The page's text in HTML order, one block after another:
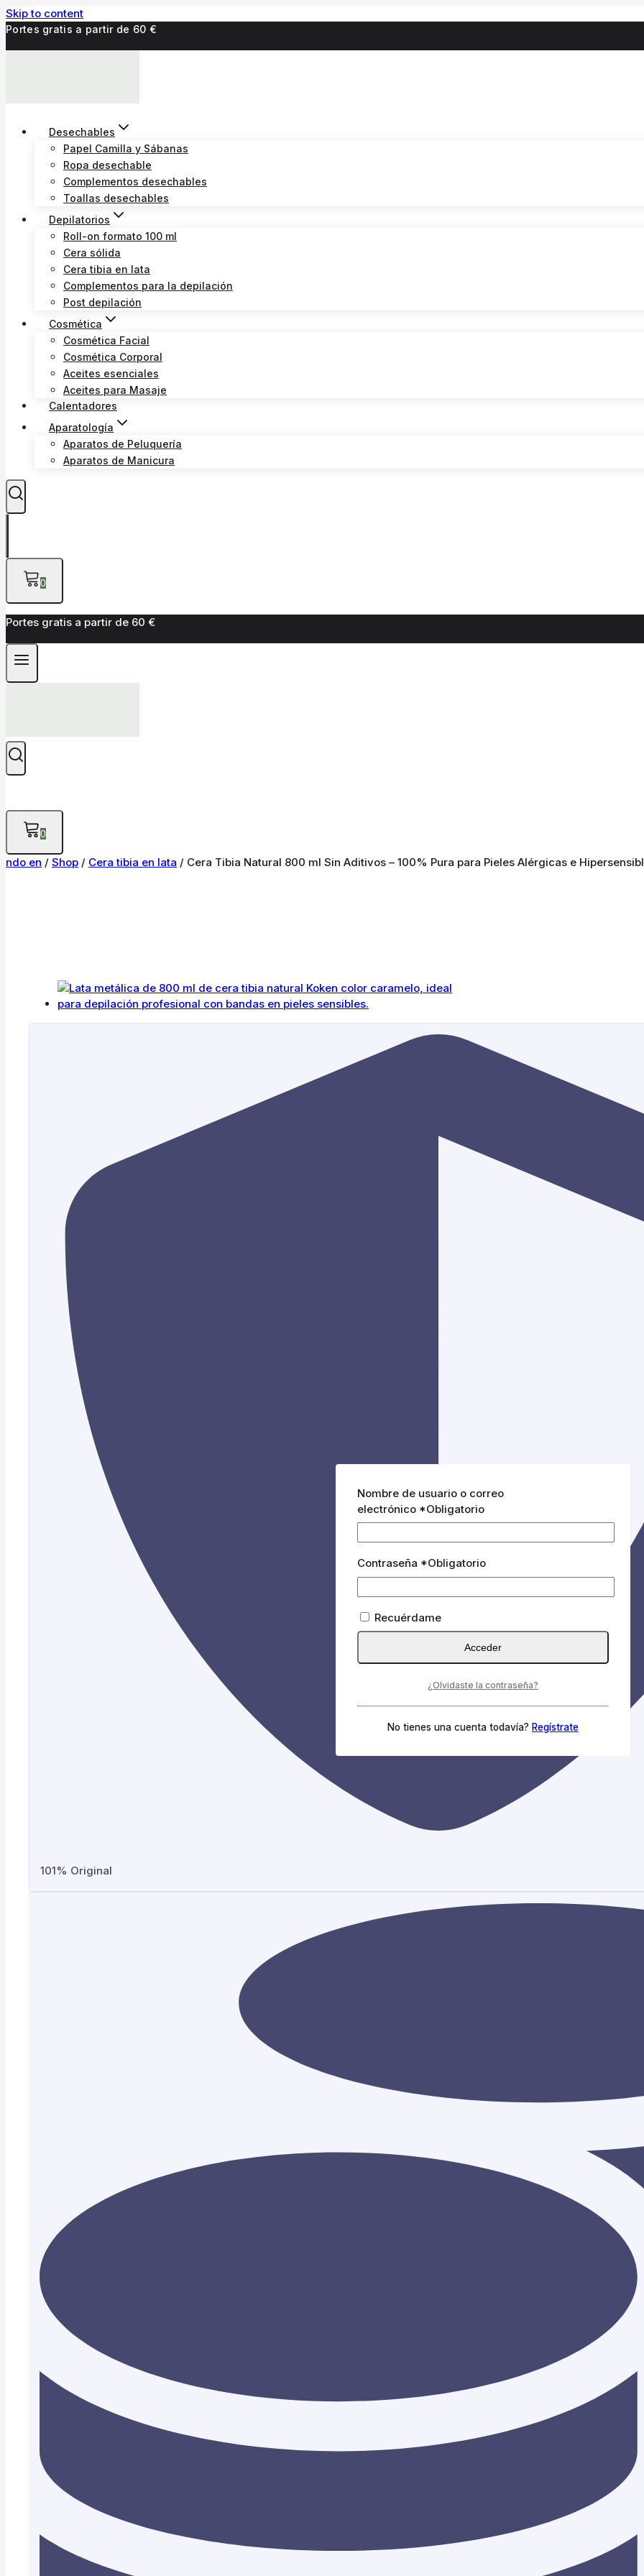
Skip to content
Portes gratis a partir de 60 €
Desechables
Papel Camilla y Sábanas
Ropa desechable
Complementos desechables
Toallas desechables
Depilatorios
Roll-on formato 100 ml
Cera sólida
Cera tibia en lata
Complementos para la depilación
Post depilación
Cosmética
Cosmética Facial
Cosmética Corporal
Aceites esenciales
Aceites para Masaje
Calentadores
Aparatología
Aparatos de Peluquería
Aparatos de Manicura
0
Portes gratis a partir de 60 €
0
ndo en / Shop / Cera tibia en lata / Cera Tibia Natural 800 ml Sin Aditivos – 100% Pura para Pieles Alérgicas e
101% Original
Nombre de usuario o correo
electrónico *Obligatorio
Contraseña *Obligatorio
Recuérdame
Acceder
¿Olvidaste la contraseña?
No tienes una cuenta todavía? Regístrate